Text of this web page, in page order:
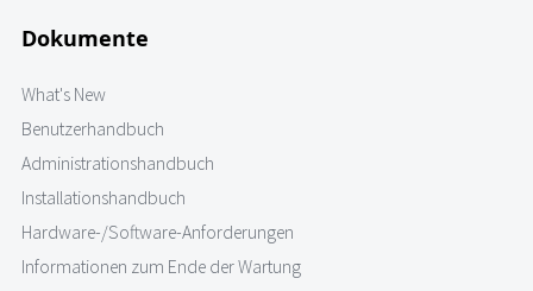
Dokumente
What's New
Benutzerhandbuch
Administrationshandbuch
Installationshandbuch
Hardware-/Software-Anforderungen
Informationen zum Ende der Wartung